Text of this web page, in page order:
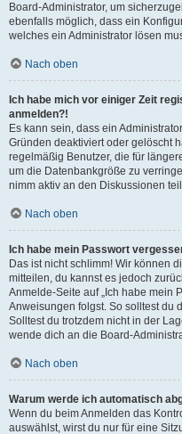
Board-Administrator, um
ebenfalls möglich, dass ein
welches ein Administrator lösen
Nach oben
Ich habe mich vor einiger Zeit
anmelden?!
Es kann sein, dass ein
Gründen deaktiviert oder gelöscht
regelmäßig Benutzer, die für
um die Datenbankgröße zu
nimm aktiv an den Diskussionen
Nach oben
Ich habe mein Passwort
Das ist nicht schlimm! Wir können
mitteilen, du kannst es jedoch
Anmelde-Seite auf „Ich habe mein
Anweisungen folgst. So solltest du
Solltest du trotzdem nicht in der
wende dich an die Board-
Nach oben
Warum werde ich automatisch
Wenn du beim Anmelden das
auswählst, wirst du nur für eine